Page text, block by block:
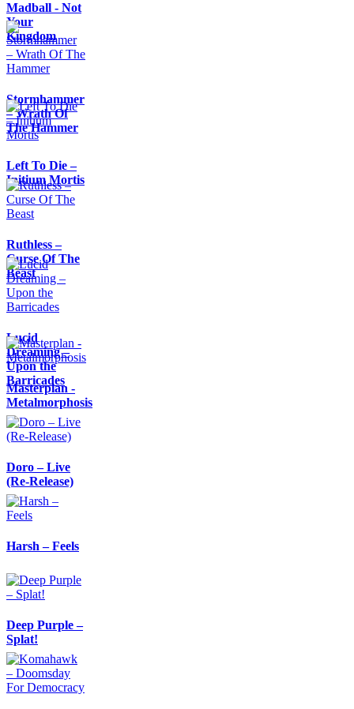
Madball - Not
Your
Kingdom
Stormhammer
– Wrath Of
The Hammer
Left To Die –
Initium Mortis
Ruthless –
Curse Of The
Beast
Lucid
Dreaming –
Upon the
Barricades
Masterplan -
Metalmorphosis
Doro – Live
(Re-Release)
Harsh – Feels
Deep Purple –
Splat!